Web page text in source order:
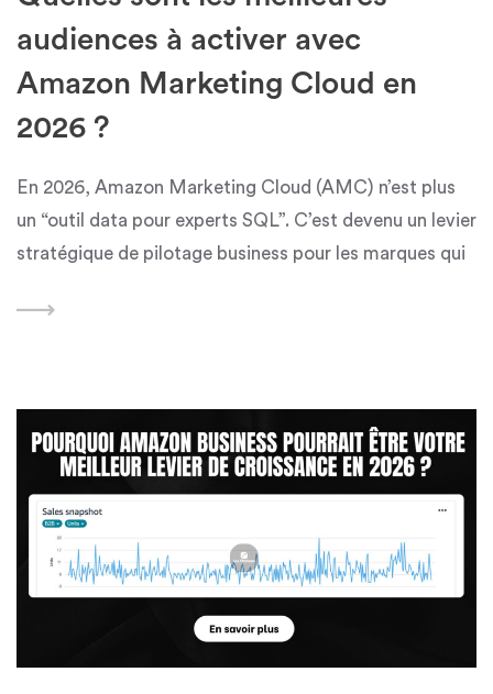
audiences à activer avec
Amazon Marketing Cloud en
2026 ?
En 2026, Amazon Marketing Cloud (AMC) n’est plus
un “outil data pour experts SQL”. C’est devenu un levier
stratégique de pilotage business pour les marques qui